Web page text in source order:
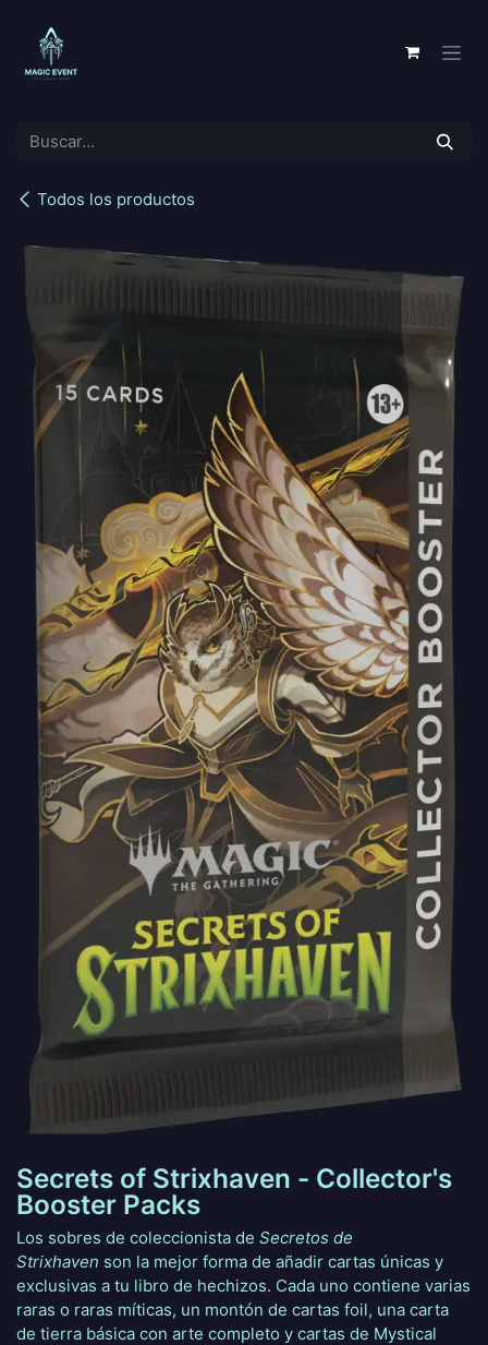
Todos los productos
Secrets of Strixhaven - Collector's
Booster Packs
Los sobres de coleccionista de Secretos de
Strixhaven son la mejor forma de añadir cartas únicas y
exclusivas a tu libro de hechizos. Cada uno contiene varias
raras o raras míticas, un montón de cartas foil, una carta
de tierra básica con arte completo y cartas de Mystical